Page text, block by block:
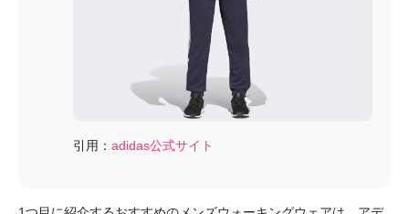
引用： adidas公式サイト